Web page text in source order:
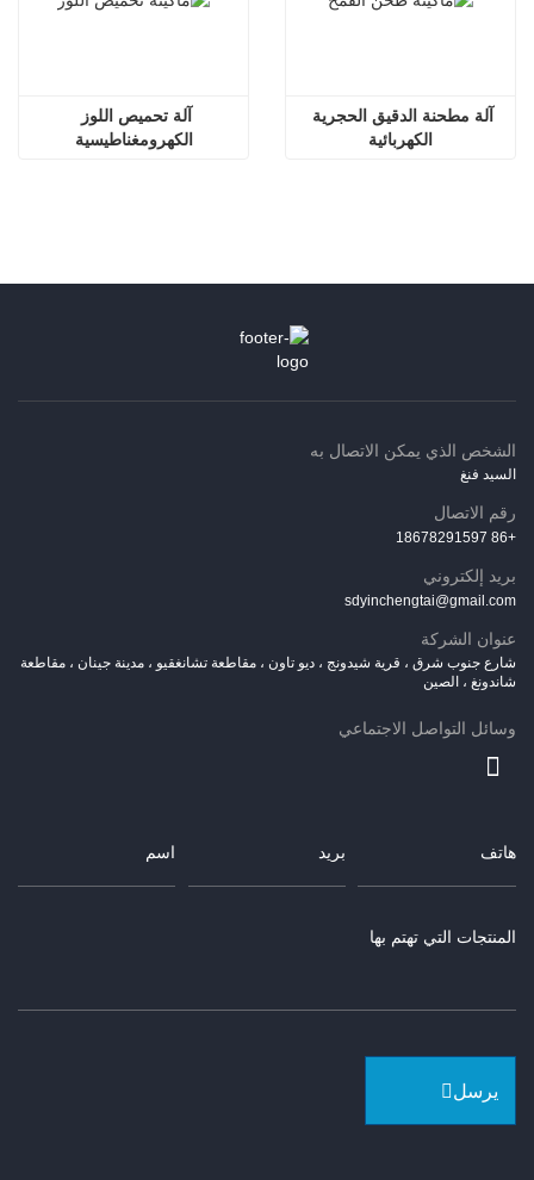
الكهرومغناطيسية
الكهربائية
الشخص الذي يمكن الاتصال به
السيد فنغ
رقم الاتصال
+86 18678291597
بريد إلكتروني
sdyinchengtai@gmail.com
عنوان الشركة
شارع جنوب شرق ، قرية شيدونج ، ديو تاون ، مقاطعة تشانغقيو ، مدينة جينان ، مقاطعة
شاندونغ ، الصين
وسائل التواصل الاجتماعي
يرسل